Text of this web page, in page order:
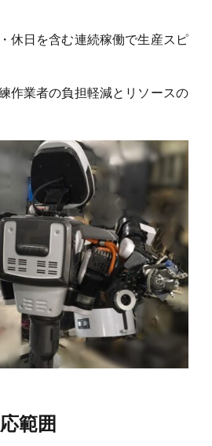
休日を含む連続稼働で生産スピ
作業者の負担軽減とリソースの
範囲